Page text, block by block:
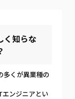
く知らな
多くが異業種の
エンジニアとい